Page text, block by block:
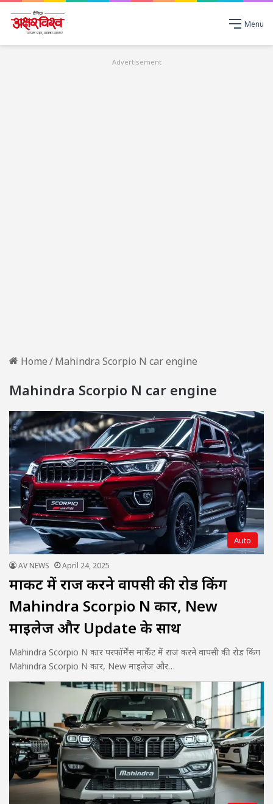
Menu
Advertisement
Home/Mahindra Scorpio N car engine
Mahindra Scorpio N car engine
Auto
AV NEWS April 24, 2025
मार्केट में राज करने वापसी की रोड किंग
Mahindra Scorpio N कार, New
माइलेज और Update के साथ
Mahindra Scorpio N कार परफॉर्मेंस मार्केट में राज करने वापसी की रोड किंग
Mahindra Scorpio N कार, New माइलेज और…